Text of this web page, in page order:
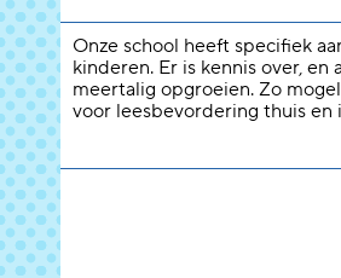
Onze school heeft specifiek
kinderen. Er is kennis over,
meertalig opgroeien. Zo
voor leesbevordering thuis en